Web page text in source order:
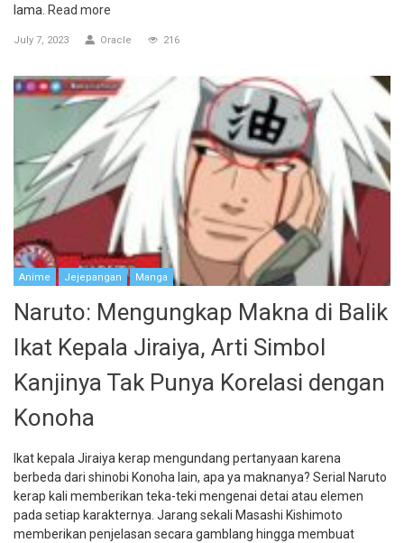
lama. Read more
July 7, 2023 Oracle 216
Anime Jejepangan Manga
Naruto: Mengungkap Makna di Balik
Ikat Kepala Jiraiya, Arti Simbol
Kanjinya Tak Punya Korelasi dengan
Konoha
Ikat kepala Jiraiya kerap mengundang pertanyaan karena
berbeda dari shinobi Konoha lain, apa ya maknanya? Serial Naruto
kerap kali memberikan teka-teki mengenai detai atau elemen
pada setiap karakternya. Jarang sekali Masashi Kishimoto
memberikan penjelasan secara gamblang hingga membuat